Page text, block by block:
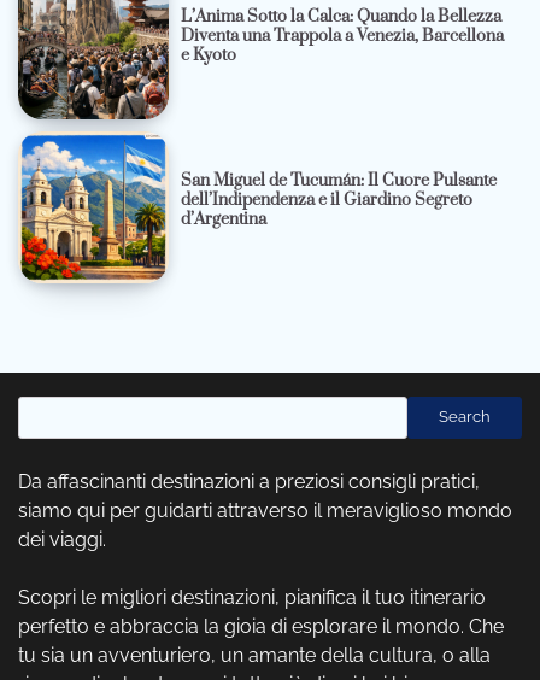
L’Anima Sotto la Calca: Quando la Bellezza
Diventa una Trappola a Venezia, Barcellona
e Kyoto
San Miguel de Tucumán: Il Cuore Pulsante
dell’Indipendenza e il Giardino Segreto
d’Argentina
Search
Da affascinanti destinazioni a preziosi consigli pratici,
siamo qui per guidarti attraverso il meraviglioso mondo
dei viaggi.
Scopri le migliori destinazioni, pianifica il tuo itinerario
perfetto e abbraccia la gioia di esplorare il mondo. Che
tu sia un avventuriero, un amante della cultura, o alla